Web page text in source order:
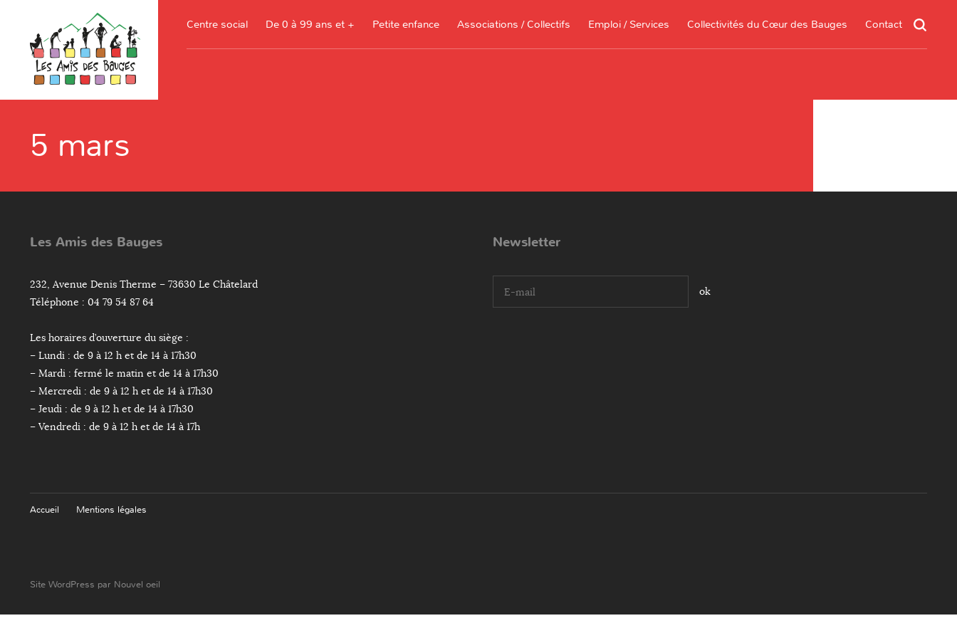
Centre social De 0 à 99 ans et + Petite enfance Associations / Collectifs Emploi / Services Collectivités du Cœur des Bauges Contact
5 mars
Les Amis des Bauges
232, Avenue Denis Therme – 73630 Le Châtelard
Téléphone : 04 79 54 87 64
Les horaires d’ouverture du siège :
– Lundi : de 9 à 12 h et de 14 à 17h30
– Mardi : fermé le matin et de 14 à 17h30
– Mercredi : de 9 à 12 h et de 14 à 17h30
– Jeudi : de 9 à 12 h et de 14 à 17h30
– Vendredi : de 9 à 12 h et de 14 à 17h
Newsletter
I agree terms and conditions.*
Accueil Mentions légales
Site WordPress par Nouvel oeil